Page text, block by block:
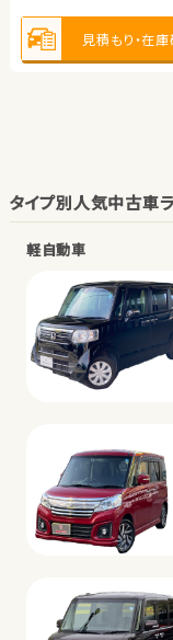
見積もり・在
タイプ別人気中古車
軽自動車